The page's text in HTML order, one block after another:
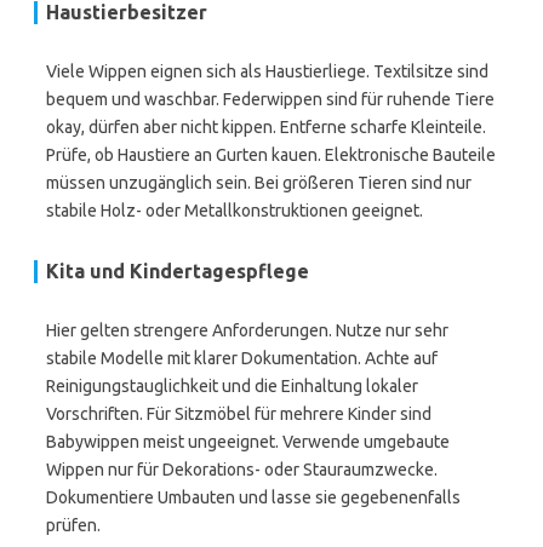
Haustierbesitzer
Viele Wippen eignen sich als Haustierliege. Textilsitze sind
bequem und waschbar. Federwippen sind für ruhende Tiere
okay, dürfen aber nicht kippen. Entferne scharfe Kleinteile.
Prüfe, ob Haustiere an Gurten kauen. Elektronische Bauteile
müssen unzugänglich sein. Bei größeren Tieren sind nur
stabile Holz- oder Metallkonstruktionen geeignet.
Kita und Kindertagespflege
Hier gelten strengere Anforderungen. Nutze nur sehr
stabile Modelle mit klarer Dokumentation. Achte auf
Reinigungstauglichkeit und die Einhaltung lokaler
Vorschriften. Für Sitzmöbel für mehrere Kinder sind
Babywippen meist ungeeignet. Verwende umgebaute
Wippen nur für Dekorations- oder Stauraumzwecke.
Dokumentiere Umbauten und lasse sie gegebenenfalls
prüfen.